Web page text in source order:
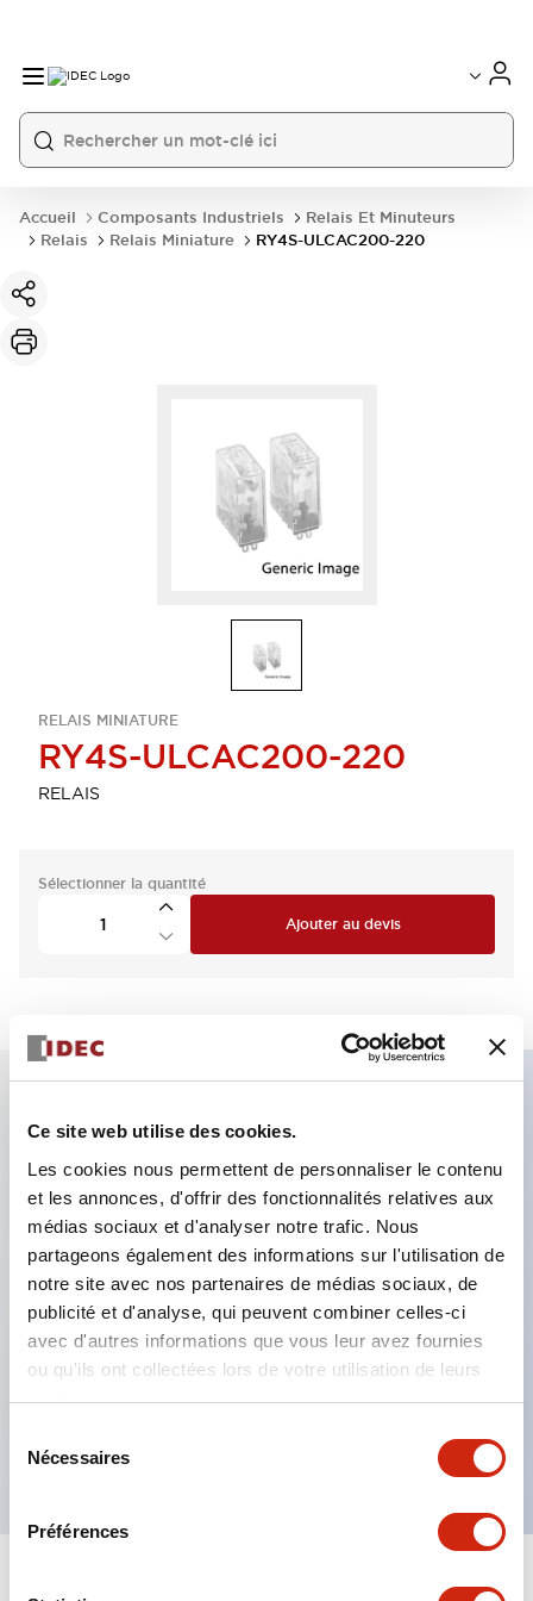
Ce site web utilise des cookies.
Les cookies nous permettent de personnaliser le contenu
et les annonces, d'offrir des fonctionnalités relatives aux
médias sociaux et d'analyser notre trafic. Nous
partageons également des informations sur l'utilisation de
notre site avec nos partenaires de médias sociaux, de
publicité et d'analyse, qui peuvent combiner celles-ci
avec d'autres informations que vous leur avez fournies
ou qu'ils ont collectées lors de votre utilisation de leurs
services.
Nécessaires
Préférences
Accueil Composants Industriels
Relais Et Minuteurs
Relais
Relais Miniature RY4S-ULCAC200-220
RELAIS MINIATURE
RY4S-ULCAC200-220
RELAIS
Sélectionner la quantité
Ajouter au devis
Caractéristiques clés
Modèle DPDT
Contacts plaqués or série RY standard
Fiches à lame enfichables ou bornes PCB
Options comprenant voyant, bouton de contrôle et
support de montage supérieur
Options de montage incluant montage supérieur,
socle DIN, socle PCB ou socle de montage sur
panneau